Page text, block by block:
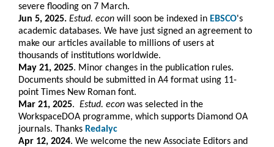
severe flooding on 7 March.
Jun 5, 2025. Estud. econ will soon be indexed in EBSCO's
academic databases. We have just signed an agreement to
make our articles available to millions of users at
thousands of institutions worldwide.
May 21, 2025. Minor changes in the publication rules.
Documents should be submitted in A4 format using 11-
point Times New Roman font.
Mar 21, 2025. Estud. econ was selected in the
WorkspaceDOA programme, which supports Diamond OA
journals. Thanks Redalyc
Apr 12, 2024. We welcome the new Associate Editors and